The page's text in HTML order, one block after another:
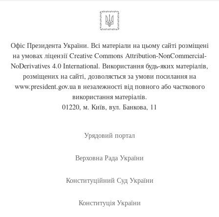
Офіс Президента України. Всі матеріали на цьому сайті розміщені
на умовах ліцензії Creative Commons Attribution-NonCommercial-
NoDerivatives 4.0 International. Використання будь-яких матеріалів,
розміщених на сайті, дозволяється за умови посилання на
www.president.gov.uaв незалежності від повного або часткового
використання матеріалів.
01220, м. Київ, вул. Банкова, 11
Урядовий портал
Верховна Рада України
Конституційний Суд України
Конституція України